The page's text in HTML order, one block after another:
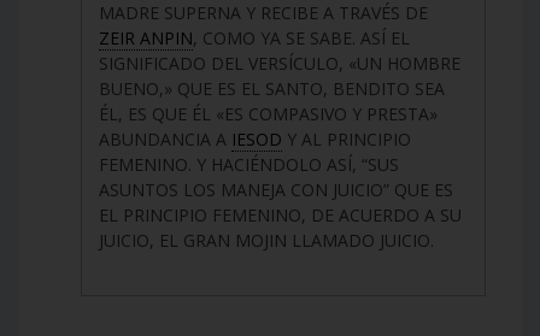
MADRE SUPERNA Y RECIBE A TRAVÉS DE
ZEIR ANPIN, COMO YA SE SABE. ASÍ EL
SIGNIFICADO DEL VERSÍCULO, «UN HOMBRE
BUENO,» QUE ES EL SANTO, BENDITO SEA
ÉL, ES QUE ÉL «ES COMPASIVO Y PRESTA»
ABUNDANCIA A IESOD Y AL PRINCIPIO
FEMENINO. Y HACIÉNDOLO ASÍ, “SUS
ASUNTOS LOS MANEJA CON JUICIO” QUE ES
EL PRINCIPIO FEMENINO, DE ACUERDO A SU
JUICIO, EL GRAN MOJIN LLAMADO JUICIO.